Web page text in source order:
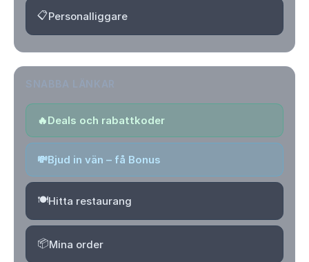
📋Personalliggare
🔥Deals och rabattkoder
💸Bjud in vän – få Bonus
🍽️Hitta restaurang
📦Mina order